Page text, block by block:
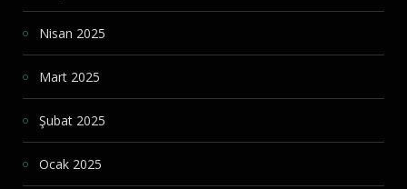
Nisan 2025
Mart 2025
Şubat 2025
Ocak 2025